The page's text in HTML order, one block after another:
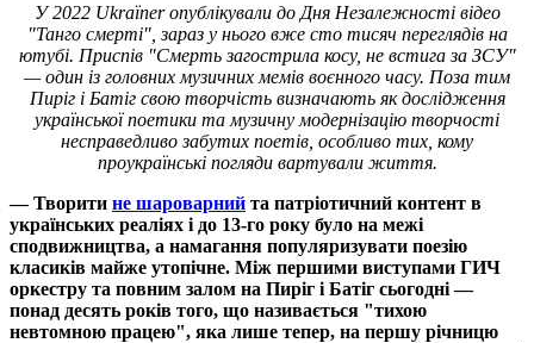
У 2022 Ukraïner опублікували до Дня Незалежності відео
"Танго смерті", зараз у нього вже сто тисяч переглядів на
ютубі. Приспів "Смерть загострила косу, не встига за ЗСУ"
— один із головних музичних мемів воєнного часу. Поза тим
Пиріг і Батіг свою творчість визначають як дослідження
української поетики та музичну модернізацію творчості
несправедливо забутих поетів, особливо тих, кому
проукраїнські погляди вартували життя.
— Творити не шароварний та патріотичний контент в
українських реаліях і до 13-го року було на межі
сподвижництва, а намагання популяризувати поезію
класиків майже утопічне. Між першими виступами ГИЧ
оркестру та повним залом на Пиріг і Батіг сьогодні —
понад десять років того, що називається "тихою
невтомною працею", яка лише тепер, на першу річницю